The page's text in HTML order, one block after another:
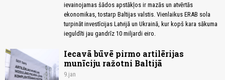
ievainojamas šādos apstākļos ir mazās un atvērtās
ekonomikas, tostarp Baltijas valstis. Vienlaikus ERAB sola
turpināt investīcijas Latvijā un Ukrainā, kur kopš kara sākuma
ieguldīti jau gandrīz 10 miljardi eiro.
Iecavā būvē pirmo artilērijas
munīciju ražotni Baltijā
9.jan